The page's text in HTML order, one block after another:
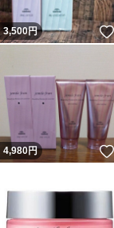
3,500円
4,980円